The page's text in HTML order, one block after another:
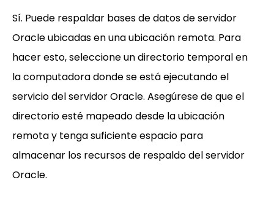
Sí. Puede respaldar bases de datos de servidor
Oracle ubicadas en una ubicación remota. Para
hacer esto, seleccione un directorio temporal en
la computadora donde se está ejecutando el
servicio del servidor Oracle. Asegúrese de que el
directorio esté mapeado desde la ubicación
remota y tenga suficiente espacio para
almacenar los recursos de respaldo del servidor
Oracle.